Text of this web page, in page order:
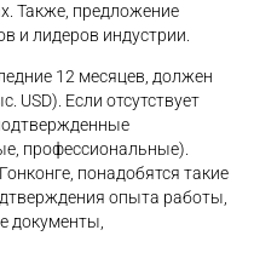
Также, предложение
и лидеров индустрии.
12 месяцев, должен
USD). Если отсутствует
профессиональные).
понадобятся такие
опыта работы,
документы,